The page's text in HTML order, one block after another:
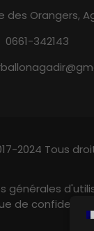
des Orangers,
0661-342143
2024 Tous
générales
de